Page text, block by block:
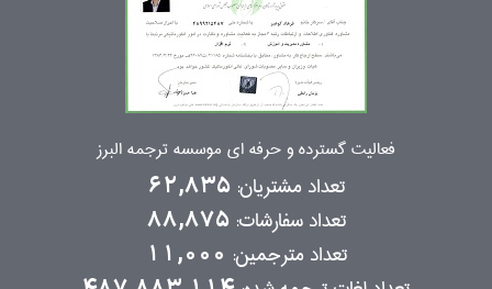
فعالیت گسترده و حرفه ای موسسه ترجمه البرز
تعداد مشتریان: 62,835
تعداد سفارشات:88,875
تعداد مترجمین: 11,000